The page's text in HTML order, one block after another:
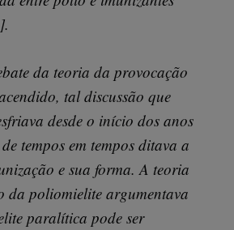
da teoria da provocação
tal discussão que
desde o início dos anos
tempos em tempos ditava a
e sua forma. A teoria
da poliomielite argumentava
paralítica pode ser